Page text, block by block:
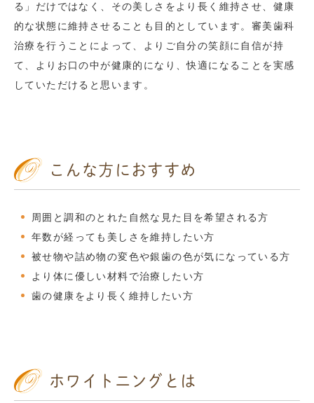
る」だけではなく、その美しさをより長く維持させ、健康
的な状態に維持させることも目的としています。審美歯科
治療を行うことによって、よりご自分の笑顔に自信が持
て、よりお口の中が健康的になり、快適になることを実感
していただけると思います。
こんな方におすすめ
周囲と調和のとれた自然な見た目を希望される方
年数が経っても美しさを維持したい方
被せ物や詰め物の変色や銀歯の色が気になっている方
より体に優しい材料で治療したい方
歯の健康をより長く維持したい方
ホワイトニングとは